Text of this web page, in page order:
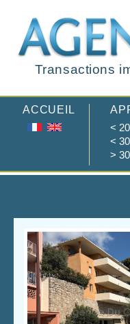
Transactions
ACCUEIL
<
<
>